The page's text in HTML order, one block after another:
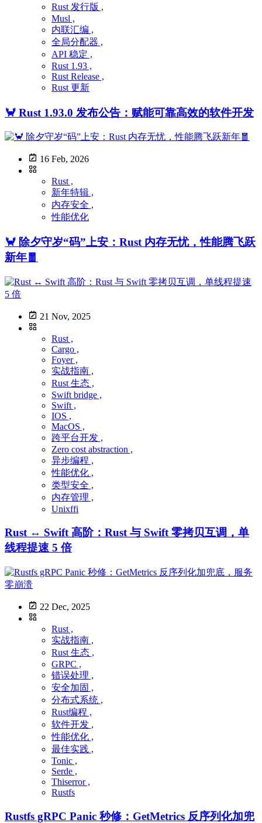
Rust 发行版 ,
Musl ,
内联汇编 ,
全局分配器 ,
API 稳定 ,
Rust 1.93 ,
Rust Release ,
Rust 更新
🦀 Rust 1.93.0 发布公告：赋能可靠高效的软件开发
16 Feb, 2026
Rust ,
新年特辑 ,
内存安全 ,
性能优化
🦀 除夕守岁“码”上安：Rust 内存无忧，性能腾飞跃
新年🧧
21 Nov, 2025
Rust ,
Cargo ,
Foyer ,
实战指南 ,
Rust 生态 ,
Swift bridge ,
Swift ,
IOS ,
MacOS ,
跨平台开发 ,
Zero cost abstraction ,
异步编程 ,
性能优化 ,
类型安全 ,
内存管理 ,
Unixffi
Rust ↔ Swift 高阶：Rust 与 Swift 零拷贝互调，单
线程提速 5 倍
22 Dec, 2025
Rust ,
实战指南 ,
Rust 生态 ,
GRPC ,
错误处理 ,
安全加固 ,
分布式系统 ,
Rust编程 ,
软件开发 ,
性能优化 ,
最佳实践 ,
Tonic ,
Serde ,
Thiserror ,
Rustfs
Rustfs gRPC Panic 秒修：GetMetrics 反序列化加兜